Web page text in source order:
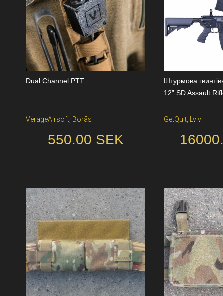
Dual Channel PTT
VerageAirsoft, Borås
550.00 SEK
Штурмова
12” SD Assault
GetQuit, Lviv